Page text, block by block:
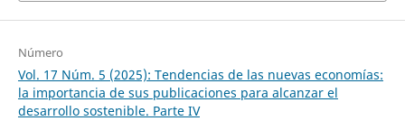
Número
Vol. 17 Núm. 5 (2025): Tendencias de las nuevas economías:
la importancia de sus publicaciones para alcanzar el
desarrollo sostenible. Parte IV